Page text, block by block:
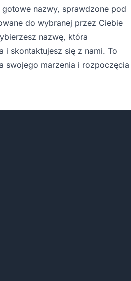
nazwy, sprawdzone pod
do wybranej przez Ciebie
nazwę, która
i skontaktujesz się z nami. To
swojego marzenia i rozpoczęcia